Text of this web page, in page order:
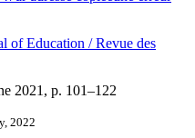
of Education / Revue des
2021 , p. 101–122
2022